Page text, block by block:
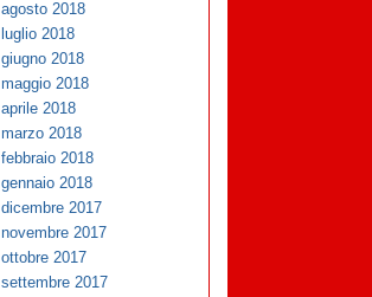
agosto 2018
luglio 2018
giugno 2018
maggio 2018
aprile 2018
marzo 2018
febbraio 2018
gennaio 2018
dicembre 2017
novembre 2017
ottobre 2017
settembre 2017